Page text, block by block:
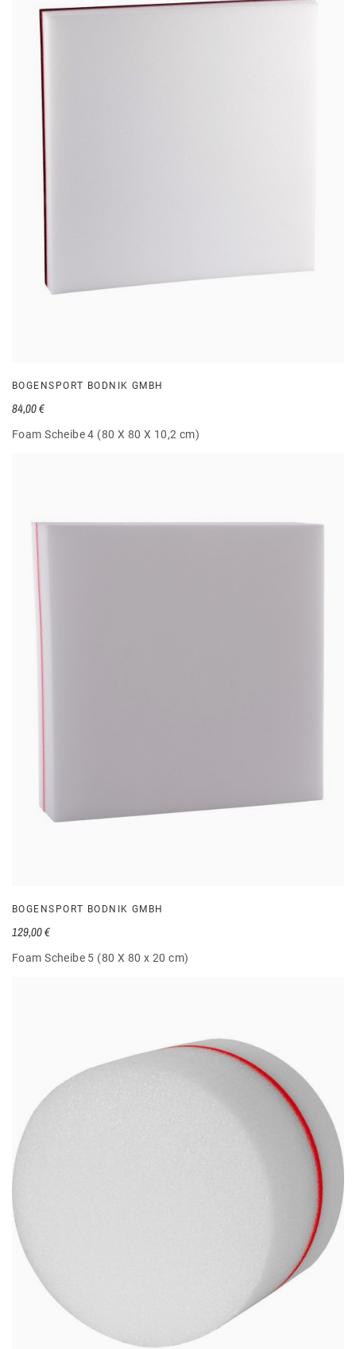
BOGENSPORT BODNIK GMBH
Foam Scheibe 4 (80 X 80 X 10,2 cm)
84,00 €
BOGENSPORT BODNIK GMBH
Foam Scheibe 5 (80 X 80 x 20 cm)
129,00 €